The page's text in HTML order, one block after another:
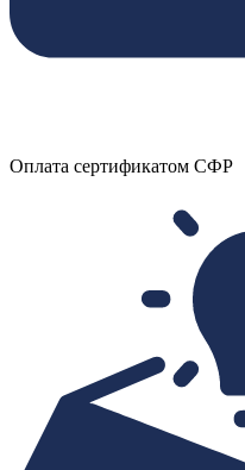
Оплата сертификатом СФР